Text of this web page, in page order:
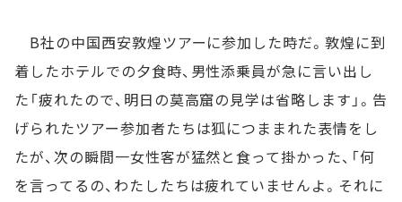
B社の中国西安敦煌ツアーに参加した時だ。敦煌に到
着したホテルでの夕食時、男性添乗員が急に言い出し
た「疲れたので、明日の莫高窟の見学は省略します」。告
げられたツアー参加者たちは狐につままれた表情をし
たが、次の瞬間一女性客が猛然と食って掛かった、「何
を言ってるの、わたしたちは疲れていませんよ。それに